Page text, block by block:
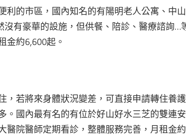
利的市區，國內知名的有陽明老人公寓、中
有豪華的設施，但供餐、陪診、醫療諮詢…
金約6,600起。
，若將來身體狀況變差，可直接申請轉住養
。國內最有名的有位於好山好水三芝的雙連
院醫師定期看診，整體服務完善，月租金約